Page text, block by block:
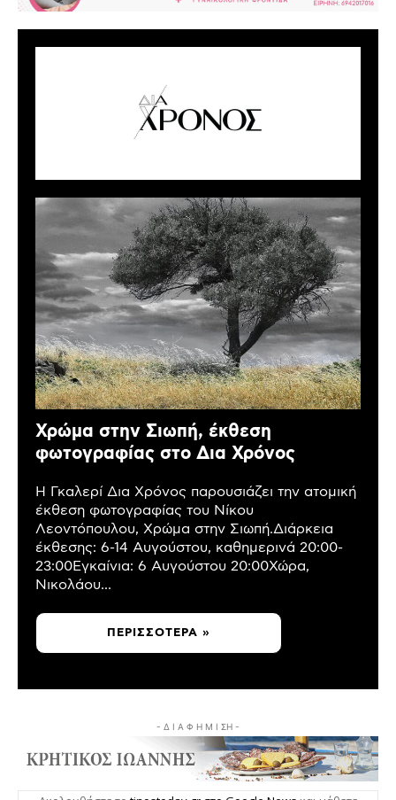
Χρώμα στην Σιωπή, έκθεση
φωτογραφίας στο Δια Χρόνος
Η Γκαλερί Δια Χρόνος παρουσιάζει την ατομική
έκθεση φωτογραφίας του Νίκου
Λεοντόπουλου, Χρώμα στην Σιωπή.Διάρκεια
έκθεσης: 6-14 Αυγούστου, καθημερινά 20:00-
23:00Εγκαίνια: 6 Αυγούστου 20:00Χώρα,
Νικολάου...
ΠΕΡΙΣΣΌΤΕΡΑ »
- Δ Ι Α Φ Η Μ Ι ΣΗ -